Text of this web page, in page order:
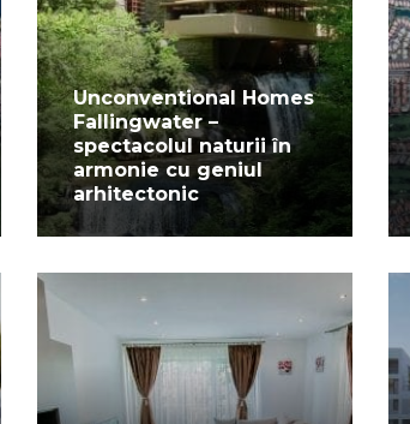
Unconventional Homes
Fallingwater –
spectacolul naturii în
armonie cu geniul
arhitectonic